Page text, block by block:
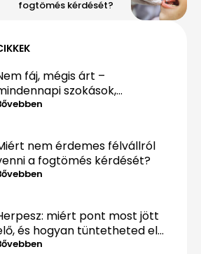
fogtömés kérdését?
fáj, mégis árt –
szokások,
alattomosan
nem érdemes félvállról
a fogtömés kérdését?
miért pont most jött
és hogyan tüntetheted el
gyorsabban?